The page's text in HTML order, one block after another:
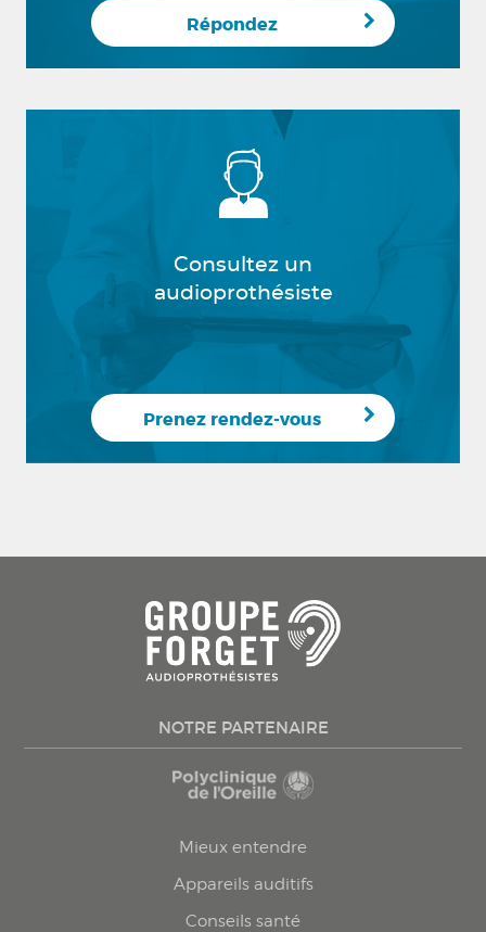
Répondez
Consultez un
audioprothésiste
Prenez rendez-vous
NOTRE PARTENAIRE
Mieux entendre
Appareils auditifs
Conseils santé